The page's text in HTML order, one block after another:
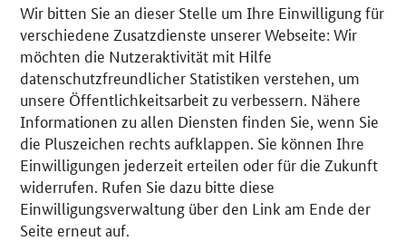
Wir bitten Sie an dieser Stelle um Ihre Einwilligung für
verschiedene Zusatzdienste unserer Webseite: Wir
möchten die Nutzeraktivität mit Hilfe
datenschutzfreundlicher Statistiken verstehen, um
unsere Öffentlichkeitsarbeit zu verbessern. Nähere
Informationen zu allen Diensten finden Sie, wenn Sie
die Pluszeichen rechts aufklappen. Sie können Ihre
Einwilligungen jederzeit erteilen oder für die Zukunft
widerrufen. Rufen Sie dazu bitte diese
Einwilligungsverwaltung über den Link am Ende der
Seite erneut auf.